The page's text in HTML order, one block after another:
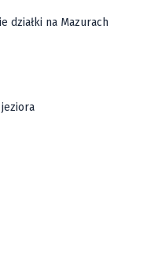
działki na Mazurach